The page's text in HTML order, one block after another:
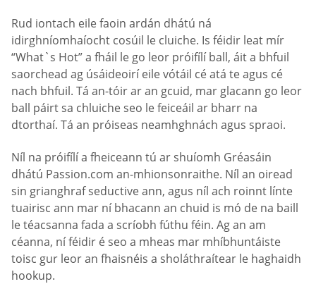
Rud iontach eile faoin ardán dhátú ná
idirghníomhaíocht cosúil le cluiche. Is féidir leat mír
“What`s Hot” a fháil le go leor próifílí ball, áit a bhfuil
saorchead ag úsáideoirí eile vótáil cé atá te agus cé
nach bhfuil. Tá an-tóir ar an gcuid, mar glacann go leor
ball páirt sa chluiche seo le feiceáil ar bharr na
dtorthaí. Tá an próiseas neamhghnách agus spraoi.
Níl na próifílí a fheiceann tú ar shuíomh Gréasáin
dhátú Passion.com an-mhionsonraithe. Níl an oiread
sin grianghraf seductive ann, agus níl ach roinnt línte
tuairisc ann mar ní bhacann an chuid is mó de na baill
le téacsanna fada a scríobh fúthu féin. Ag an am
céanna, ní féidir é seo a mheas mar mhíbhuntáiste
toisc gur leor an fhaisnéis a sholáthraítear le haghaidh
hookup.